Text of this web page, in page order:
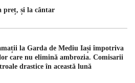
preț, și la cântar
la Garda de Mediu Iași împotriva
care nu elimină ambrozia. Comisarii
drastice în această lună